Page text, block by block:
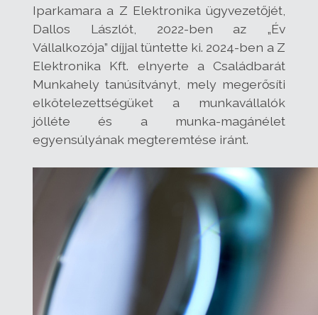
Iparkamara a Z Elektronika ügyvezetőjét,
Dallos Lászlót, 2022-ben az „Év
Vállalkozója” díjjal tüntette ki. 2024-ben a Z
Elektronika Kft. elnyerte a Családbarát
Munkahely tanúsítványt, mely megerősíti
elkötelezettségüket a munkavállalók
jólléte és a munka-magánélet
egyensúlyának megteremtése iránt.